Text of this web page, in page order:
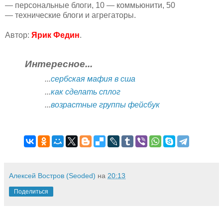
— персональные блоги, 10 — коммьюнити, 50
— технические блоги и агрегаторы.
Автор: Ярик Федин.
Интересное...
...сербская мафия в сша
...как сделать сплог
...возрастные группы фейсбук
Алексей Востров (Seoded) на 20:13
Поделиться